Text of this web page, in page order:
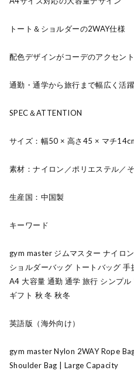
トート＆ショルダーの2WAY仕様
配色デザインがコーデのアクセン
通勤・通学から旅行まで幅広く活躍
SPEC＆ATTENTION
サイズ：幅50 × 高さ45 × マチ
素材：ナイロン／ポリエステル／
生産国：中国製
キーワード
gym master ジムマスター ナイロ
ショルダーバッグ トートバッグ
A4 大容量 通勤 通学 旅行 シンプ
ギフト 秋 冬 秋冬
英語版（海外向け）
gym master Nylon 2WAY Rope
Shoulder Bag | Large Capacity